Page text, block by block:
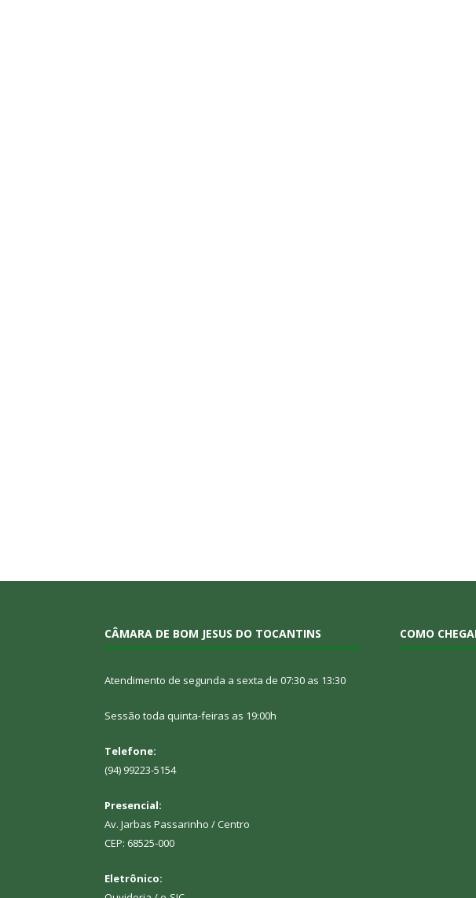
CÂMARA DE BOM JESUS DO TOCANTINS
Atendimento de segunda a sexta de 07:30 as 13:30
Sessão toda quinta-feiras as 19:00h
Telefone:
(94) 99223-5154
Presencial:
Av. Jarbas Passarinho / Centro
CEP: 68525-000
Eletrônico:
COMO